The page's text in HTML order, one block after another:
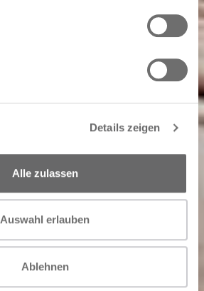
Details zeigen
Alle zulassen
Auswahl erlauben
Ablehnen